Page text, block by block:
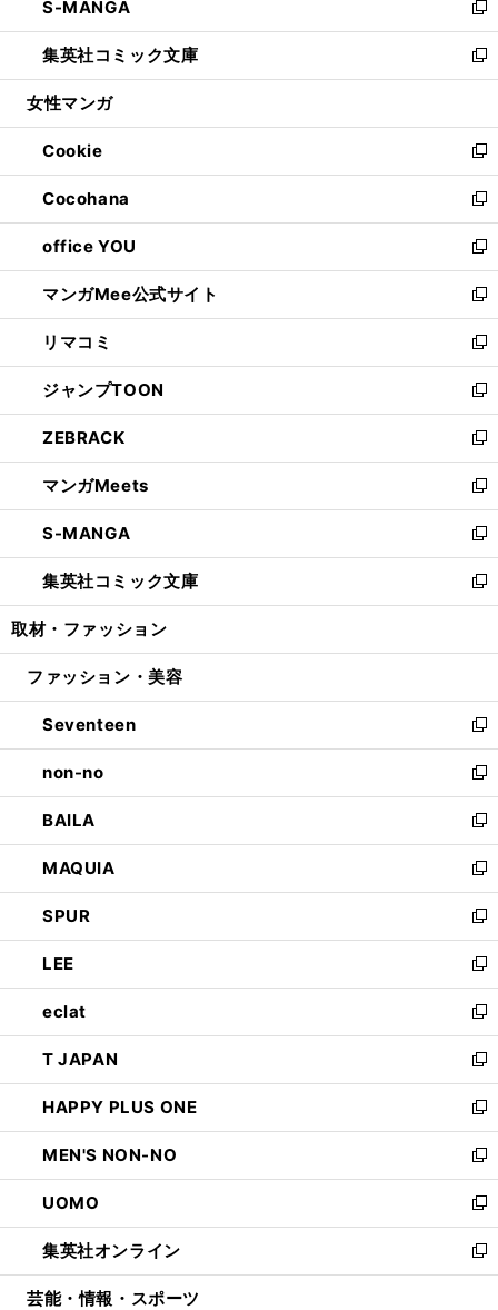
く
で
開
く
ド
ウ
で
開
ィ
ン
ド
ウ
開
く
い
ウ
ィ
ン
ウ
で
開
く
S-MANGA
新
し
い
ウ
ン
ド
ウ
で
開
く
集英社コミック文庫
新
し
ウ
ィ
ン
ド
ウ
で
開
く
女性マンガ
Cookie
新
し
い
ウ
ィ
ン
ド
ウ
で
開
く
Cocohana
新
し
い
ウ
ィ
ン
ド
ウ
で
開
く
office YOU
新
し
い
ウ
ィ
ン
ド
ウ
で
開
く
マンガMee公式サイト
新
し
い
ウ
ィ
ン
ド
ウ
で
開
く
リマコミ
新
し
い
ウ
ィ
ン
ド
ウ
で
開
く
ジャンプTOON
新
し
い
ウ
ィ
ン
ド
ウ
で
開
ZEBRACK
新
し
い
ウ
ィ
ン
ド
ウ
開
マンガMeets
新
し
い
ウ
ィ
ン
ウ
開
く
S-MANGA
新
し
い
ウ
ン
ウ
で
開
く
集英社コミック文庫
新
し
ウ
ン
ド
ウ
で
開
く
取材・ファッション
ファッション・美容
Seventeen
新
し
い
ウ
ィ
ン
ド
ウ
で
開
く
non-no
新
し
い
ウ
ィ
ン
ド
ウ
で
開
く
BAILA
新
し
い
ウ
ィ
ン
ド
ウ
で
開
く
MAQUIA
新
し
い
ウ
ィ
ン
ド
ウ
で
開
く
SPUR
新
し
い
ウ
ィ
ン
ド
ウ
で
開
く
LEE
新
し
い
ウ
ィ
ン
ド
ウ
で
開
く
eclat
新
し
い
ウ
ィ
ン
ド
ウ
で
開
く
T JAPAN
新
し
い
ウ
ィ
ン
ド
ウ
で
開
HAPPY PLUS ONE
新
し
い
ウ
ィ
ン
ド
ウ
MEN'S NON-NO
新
し
い
ウ
ィ
ン
UOMO
新
し
い
ウ
集英社オンライン
新
し
芸能・情報・スポーツ